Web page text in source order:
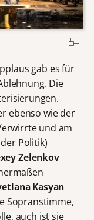
gab es für
Die
ebenso wie der
und am
Politik)
Zelenkov
Kasyan
Sopranstimme,
auch ist sie